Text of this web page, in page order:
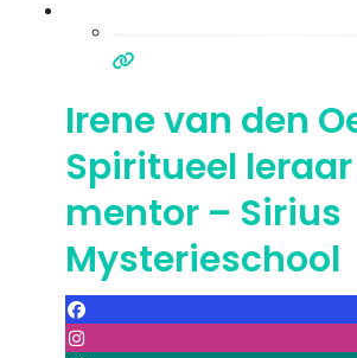
meer dan 12.000 jaar oude Kennis
Inneren. En
Irene van den
Spiritueel
mentor – Sirius
Mysterieschool